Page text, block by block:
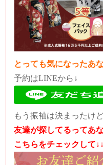
とっても気になったあ
予約はLINEから↓
もう振袖は決まったけ
友達が探してるってあ
こちらをチェックして↓↓